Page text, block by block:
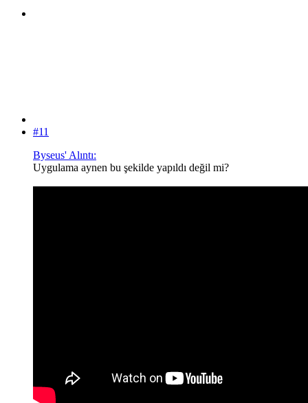
#11
Byseus' Alıntı:
Uygulama aynen bu şekilde yapıldı değil mi?